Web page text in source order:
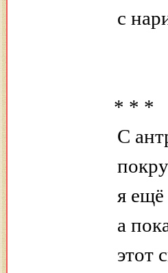
с
* * *
С
я
а
этот